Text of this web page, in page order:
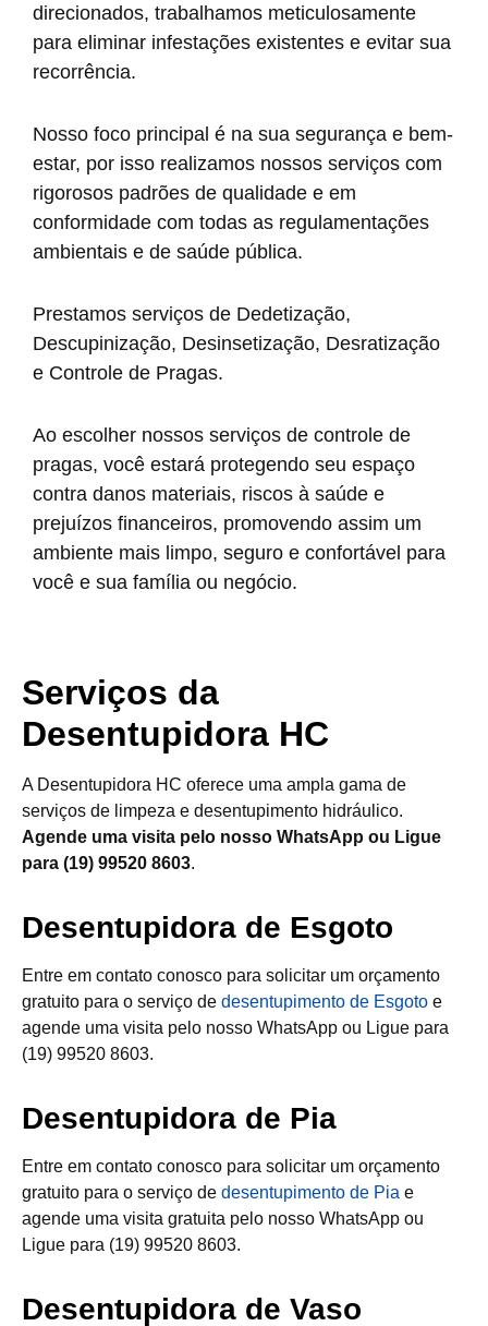
direcionados, trabalhamos meticulosamente
para eliminar infestações existentes e evitar sua
recorrência.
Nosso foco principal é na sua segurança e bem-
estar, por isso realizamos nossos serviços com
rigorosos padrões de qualidade e em
conformidade com todas as regulamentações
ambientais e de saúde pública.
Prestamos serviços de Dedetização,
Descupinização, Desinsetização, Desratização
e Controle de Pragas.
Ao escolher nossos serviços de controle de
pragas, você estará protegendo seu espaço
contra danos materiais, riscos à saúde e
prejuízos financeiros, promovendo assim um
ambiente mais limpo, seguro e confortável para
você e sua família ou negócio.
Serviços da
Desentupidora HC
A Desentupidora HC oferece uma ampla gama de
serviços de limpeza e desentupimento hidráulico.
Agende uma visita pelo nosso WhatsApp ou Ligue
para (19) 99520 8603.
Desentupidora de Esgoto
Entre em contato conosco para solicitar um orçamento
gratuito para o serviço de desentupimento de Esgoto e
agende uma visita pelo nosso WhatsApp ou Ligue para
(19) 99520 8603.
Desentupidora de Pia
Entre em contato conosco para solicitar um orçamento
gratuito para o serviço de desentupimento de Pia e
agende uma visita gratuita pelo nosso WhatsApp ou
Ligue para (19) 99520 8603.
Desentupidora de Vaso